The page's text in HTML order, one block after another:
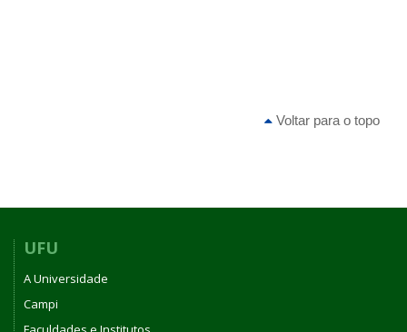
Voltar para o topo
UFU
A Universidade
Campi